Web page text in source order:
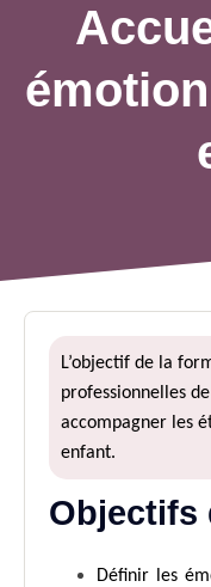
L’objectif de la
professionnelles
accompagner les
enfant.
Objectifs
Définir les